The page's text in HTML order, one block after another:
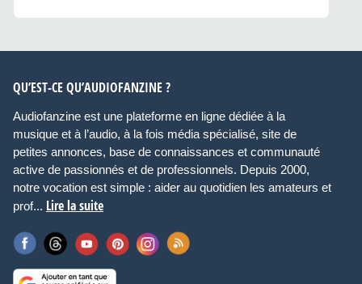
QU’EST-CE QU’AUDIOFANZINE ?
Audiofanzine est une plateforme en ligne dédiée à la
musique et à l’audio, à la fois média spécialisé, site de
petites annonces, base de connaissances et communauté
active de passionnés et de professionnels. Depuis 2000,
notre vocation est simple : aider au quotidien les amateurs et
prof... Lire la suite